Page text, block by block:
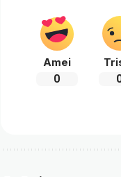
Amei
0